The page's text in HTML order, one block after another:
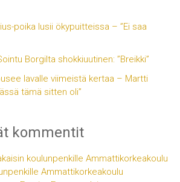
poika lusii ökypuitteissa – ”Ei saa
Borgilta shokkiuutinen: ”Breikki”
lavalle viimeistä kertaa – Martti
tämä sitten oli”
kommentit
koulunpenkille Ammattikorkeakoulu
Ammattikorkeakoulu